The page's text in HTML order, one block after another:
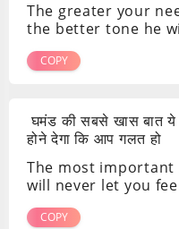
The greater your
the better tone he
COPY
घमंड की सबसे खास बात
होने देगा कि आप गलत हो
The most
will never let you
COPY